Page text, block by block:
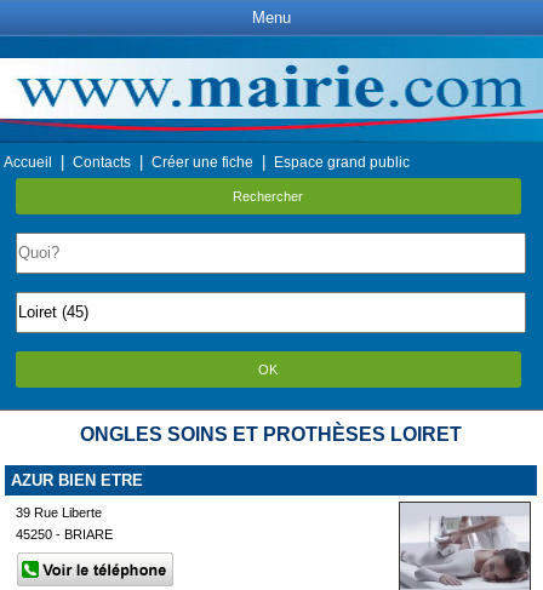
Menu
Accueil Contacts Créer une fiche Espace grand public
Rechercher
OK
ONGLES SOINS ET PROTHÈSES LOIRET
AZUR BIEN ETRE
39 Rue Liberte
45250 - BRIARE